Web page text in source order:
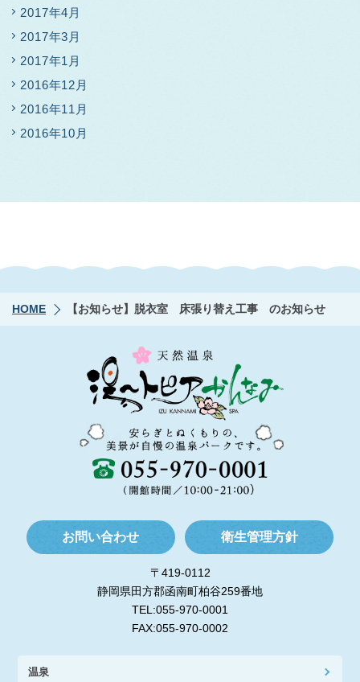
2017年4月
2017年3月
2017年1月
2016年12月
2016年11月
2016年10月
HOME 【お知らせ】脱衣室 床張り替え工事 のお知らせ
お問い合わせ 衛生管理方針
〒419-0112
静岡県田方郡函南町柏谷259番地
TEL:055-970-0001
FAX:055-970-0002
温泉